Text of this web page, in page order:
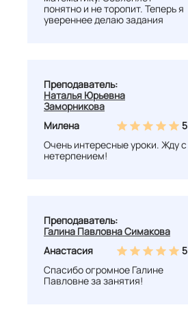
понятно и не торопит. Теперь я
увереннее делаю задания
Преподаватель:
Наталья Юрьевна
Заморникова
Милена
5
Очень интересные уроки. Жду с
нетерпением!
Преподаватель:
Галина Павловна Симакова
Анастасия
5
Спасибо огромное Галине
Павловне за занятия!